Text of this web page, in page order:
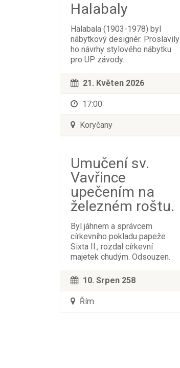
Halabaly
Halabala (1903-1978) byl
nábytkový designér. Proslavily
ho návrhy stylového nábytku
pro UP závody.
21. Květen 2026
17:00
Koryčany
Umučení sv.
Vavřince
upečením na
železném roštu.
Byl jáhnem a správcem
církevního pokladu papeže
Sixta II., rozdal církevní
majetek chudým. Odsouzen.
10. Srpen 258
Řím